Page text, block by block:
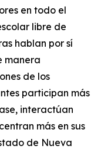
en todo el
libre de
hablan por sí
manera
de los
participan más
interactúan
más en sus
de Nueva